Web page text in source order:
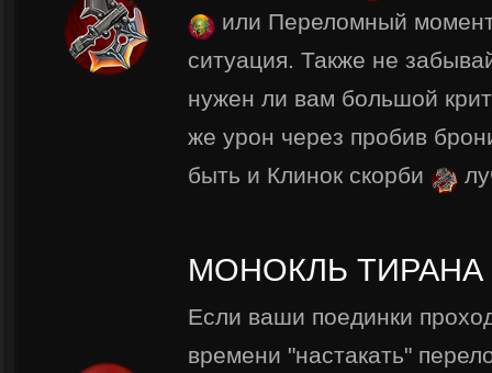
или Переломный
ситуация. Также не
нужен ли вам большой
же урон через пробив
быть и Клинок скорби
МОНОКЛЬ ТИРАНА
Если ваши поединки
времени "настакать"